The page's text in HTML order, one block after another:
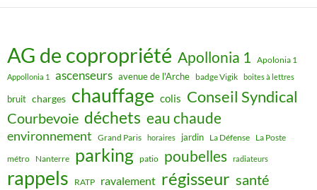
AG de copropriété Apollonia 1 Apolonia 1
Appollonia 1 ascenseurs avenue de l'Arche badge Vigik boites à lettres
bruit charges chauffage colis Conseil Syndical
Courbevoie déchets eau chaude
environnement Grand Paris horaires jardin La Défense La Poste
métro Nanterre parking patio poubelles radiateurs
rappels RATP ravalement régisseur santé